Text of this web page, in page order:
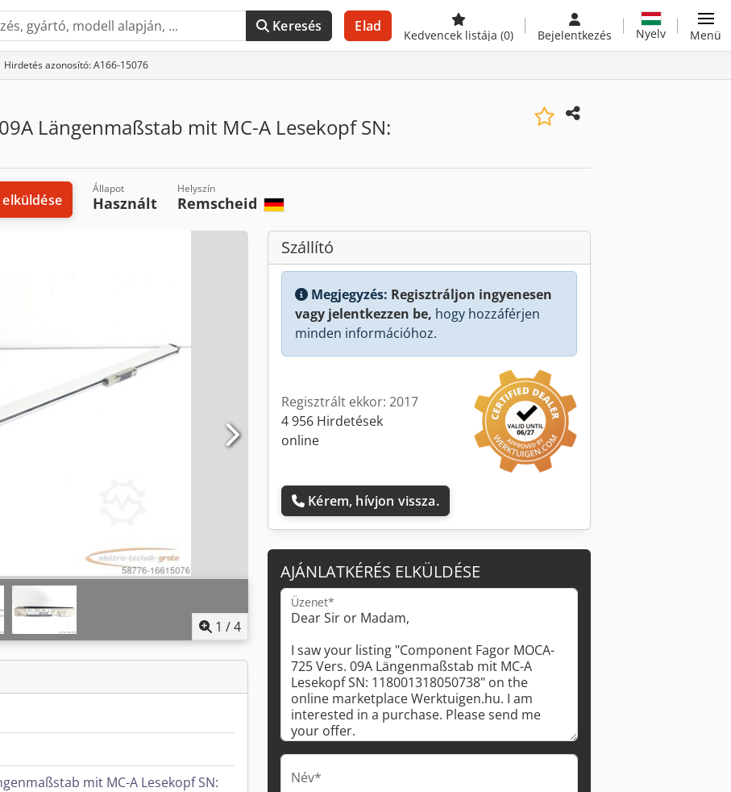
Keresés Elad
Kedvencek listája (0) Bejelentkezés Nyelv Menü
Hirdetés azonosító: A166-15076
Längenmaßstab mit MC-A Lesekopf SN:
Állapot
Használt
Helyszín
Remscheid
1 /4
mit MC-A Lesekopf SN:
Szállító
Megjegyzés: Regisztráljon ingyenesen
vagy jelentkezzen be, hogy hozzáférjen
minden információhoz.
Regisztrált ekkor: 2017
4 956 Hirdetések
online
Kérem, hívjon vissza.
AJÁNLATKÉRÉS ELKÜLDÉSE
Üzenet*
Név*